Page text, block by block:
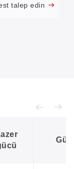
talep edin
Güç